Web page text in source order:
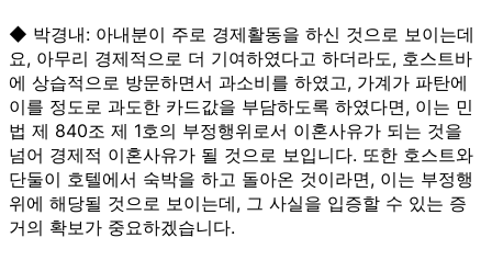
◆ 박경내: 아내분이 주로 경제활동을 하신 것으로 보이는데
요, 아무리 경제적으로 더 기여하였다고 하더라도, 호스트바
에 상습적으로 방문하면서 과소비를 하였고, 가계가 파탄에
이를 정도로 과도한 카드값을 부담하도록 하였다면, 이는 민
법 제 840조 제 1호의 부정행위로서 이혼사유가 되는 것을
넘어 경제적 이혼사유가 될 것으로 보입니다. 또한 호스트와
단둘이 호텔에서 숙박을 하고 돌아온 것이라면, 이는 부정행
위에 해당될 것으로 보이는데, 그 사실을 입증할 수 있는 증
거의 확보가 중요하겠습니다.